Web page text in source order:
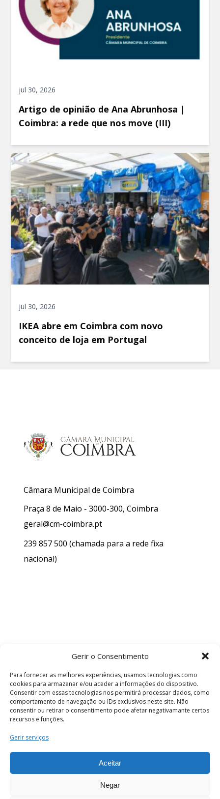
Gerir o Consentimento
Para fornecer as melhores experiências, usamos tecnologias como
cookies para armazenar e/ou aceder a informações do dispositivo.
Consentir com essas tecnologias nos permitirá processar dados, como
comportamento de navegação ou IDs exclusivos neste site. Não
consentir ou retirar o consentimento pode afetar negativamante certos
recursos e funções.
Gerir serviços
Aceitar
Negar
jul 30, 2026
Artigo de opinião de Ana Abrunhosa |
Coimbra: a rede que nos move (III)
jul 30, 2026
IKEA abre em Coimbra com novo
conceito de loja em Portugal
Câmara Municipal de Coimbra
Praça 8 de Maio - 3000-300, Coimbra
geral@cm-coimbra.pt
239 857 500 (chamada para a rede fixa
nacional)
Termos e Condições
os direitos reservados.